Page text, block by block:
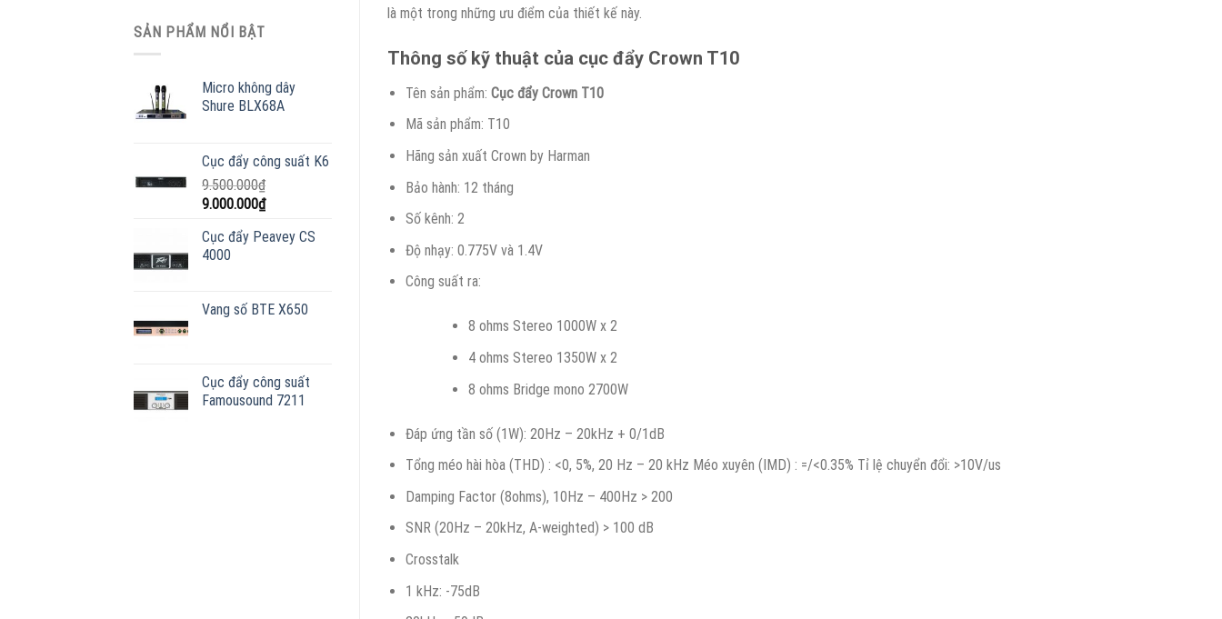
SẢN PHẨM NỔI BẬT
Micro không dây
Shure BLX68A
Cục đẩy công suất K6
9.500.000₫
Giá
là:
9.500.000₫.
9.000.000₫Giá
tại
Cục đẩy Peavey CS
4000
Vang số BTE X650
Cục đẩy công suất
Famousound 7211
là một trong những ưu điểm của thiết kế này.
Thông số kỹ thuật của cục đẩy Crown T10
Tên sản phẩm:Cục đẩy Crown T10
Mã sản phẩm: T10
Hãng sản xuất Crown by Harman
Bảo hành: 12 tháng
Số kênh: 2
Độ nhạy: 0.775V và 1.4V
Công suất ra:
8 ohms Stereo 1000W x 2
4 ohms Stereo 1350W x 2
8 ohms Bridge mono 2700W
Đáp ứng tần số (1W): 20Hz – 20kHz + 0/1dB
Tổng méo hài hòa (THD) : <0, 5%, 20 Hz – 20 kHz Méo xuyên (IMD) : =/<0.35% Tỉ lệ chuyển đổi: >10V/us
Damping Factor (8ohms), 10Hz – 400Hz > 200
SNR (20Hz – 20kHz, A-weighted) > 100 dB
Crosstalk
1 kHz: -75dB